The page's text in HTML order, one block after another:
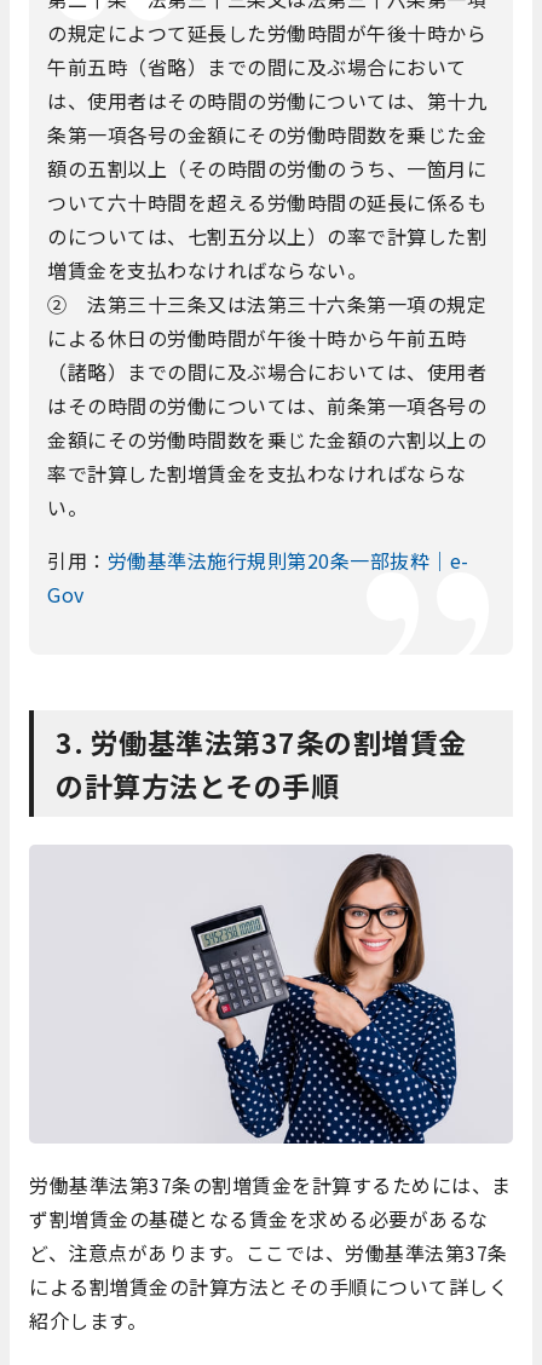
の規定によつて延長した労働時間が午後十時から
午前五時（省略）までの間に及ぶ場合において
は、使用者はその時間の労働については、第十九
条第一項各号の金額にその労働時間数を乗じた金
額の五割以上（その時間の労働のうち、一箇月に
ついて六十時間を超える労働時間の延長に係るも
のについては、七割五分以上）の率で計算した割
増賃金を支払わなければならない。
② 法第三十三条又は法第三十六条第一項の規定
による休日の労働時間が午後十時から午前五時
（諸略）までの間に及ぶ場合においては、使用者
はその時間の労働については、前条第一項各号の
金額にその労働時間数を乗じた金額の六割以上の
率で計算した割増賃金を支払わなければならな
い。
引用： 労働基準法施行規則第20条一部抜粋｜e-
Gov
3. 労働基準法第37条の割増賃金
の計算方法とその手順
労働基準法第37条の割増賃金を計算するためには、ま
ず割増賃金の基礎となる賃金を求める必要があるな
ど、注意点があります。ここでは、労働基準法第37条
による割増賃金の計算方法とその手順について詳しく
紹介します。